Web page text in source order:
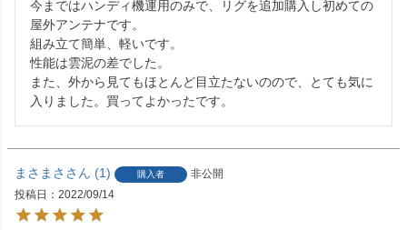
今まではハンディ機運用のみで、リグを追加購入し初めての
屋外アンテナです。
組み立て簡単、軽いです。
性能は雲泥の差でした。
また、外から見てもほとんど目立たないのので、とても気に
入りました。買ってよかったです。
まさまさ 1 購入者
非公開
投稿日
2022/09/14